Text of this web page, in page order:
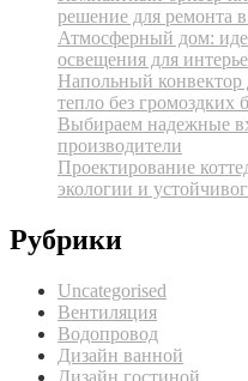
решение для ремонта
Атмосферный дом:
освещения для
Напольный конвектор
тепло без громоздких
Выбираем надежные
производители
Проектирование
экологии и
Рубрики
Uncategorised
Вентиляция
Водопровод
Дизайн ванной
Дизайн гостиной